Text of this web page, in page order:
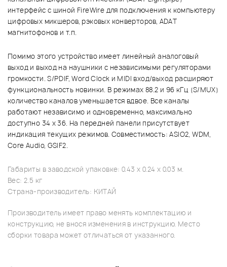
интерфейс с шиной FireWire для подключения к компьютеру
цифровых микшеров, рэковых конверторов, ADAT
магнитофонов и т.п.
Помимо этого устройство имеет линейный аналоговый
выход и выход на наушники с независимыми регуляторами
громкости. S/PDIF, Word Clock и MIDI вход/выход расширяют
функциональность новинки. В режимах 88.2 и 96 кГц (S/MUX)
количество каналов уменьшается вдвое. Все каналы
работают независимо и одновременно, максимально
доступно 34 x 36. На передней панели присутствует
индикация текущих режимов. Совместимость: ASIO2, WDM,
Core Audio, GSIF2.
Габариты в заводской упаковке: 0.43 x 0.24 x 0.03 м.
Вес: 2.5 кг
Страна-производитель: КИТАЙ
Производитель имеет право менять комплектацию и
конструкцию, не внося изменения в инструкцию. Место
сборки товара может отличаться от указанного.